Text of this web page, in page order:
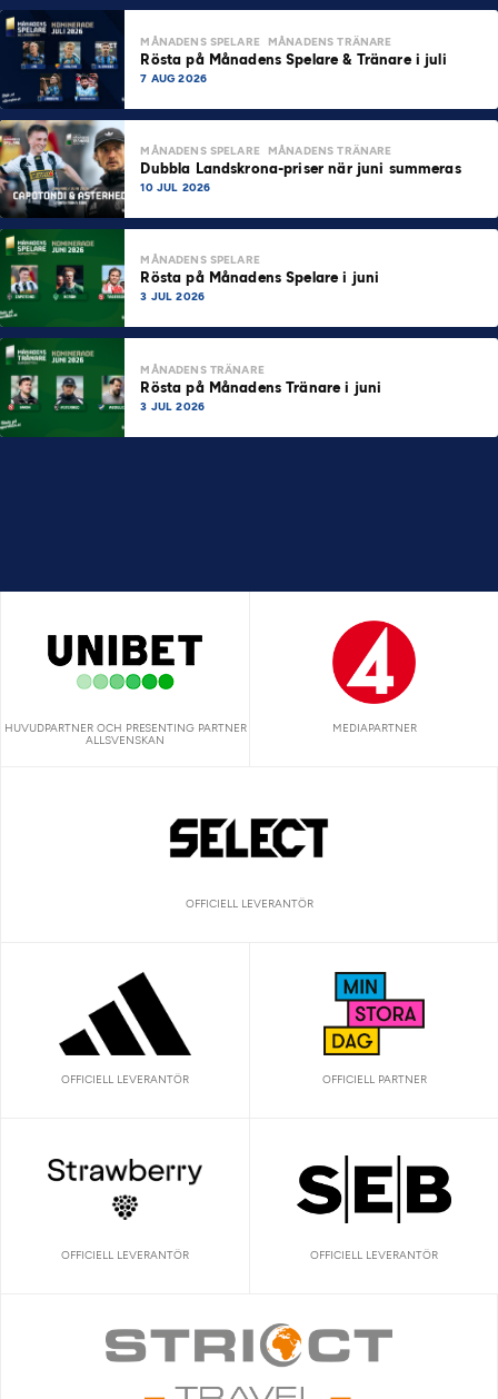
MÅNADENS SPELARE MÅNADENS TRÄNARE
Rösta på Månadens Spelare & Tränare i juli
7 AUG 2026
MÅNADENS SPELARE MÅNADENS TRÄNARE
Dubbla Landskrona-priser när juni summeras
10 JUL 2026
MÅNADENS SPELARE
Rösta på Månadens Spelare i juni
3 JUL 2026
MÅNADENS TRÄNARE
Rösta på Månadens Tränare i juni
3 JUL 2026
HUVUDPARTNER OCH PRESENTING PARTNER
ALLSVENSKAN
MEDIAPARTNER
OFFICIELL LEVERANTÖR
OFFICIELL LEVERANTÖR OFFICIELL PARTNER
OFFICIELL LEVERANTÖR OFFICIELL LEVERANTÖR